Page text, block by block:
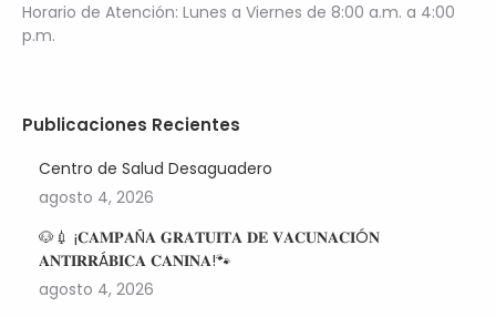
Horario de Atención: Lunes a Viernes de 8:00 a.m. a 4:00
p.m.
Publicaciones Recientes
Centro de Salud Desaguadero
agosto 4, 2026
🐶💉 ¡𝐂𝐀𝐌𝐏𝐀Ñ𝐀 𝐆𝐑𝐀𝐓𝐔𝐈𝐓𝐀 𝐃𝐄 𝐕𝐀𝐂𝐔𝐍𝐀𝐂𝐈Ó𝐍
𝐀𝐍𝐓𝐈𝐑𝐑Á𝐁𝐈𝐂𝐀 𝐂𝐀𝐍𝐈𝐍𝐀!🐾
agosto 4, 2026